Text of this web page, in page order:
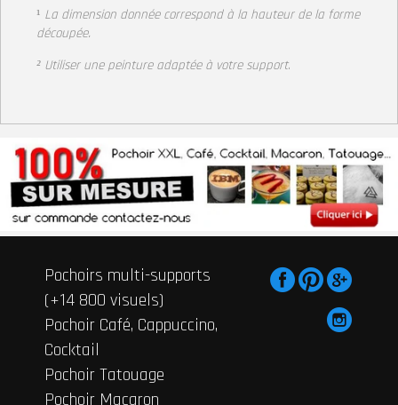
¹ La dimension donnée correspond à la hauteur de la forme
découpée.
² Utiliser une peinture adaptée à votre support.
Pochoirs multi-supports
(+14 800 visuels)
Pochoir Café, Cappuccino,
Cocktail
Pochoir Tatouage
Pochoir Macaron